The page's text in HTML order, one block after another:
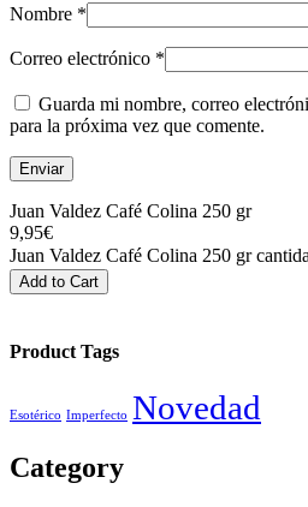
Nombre *
Correo electrónico *
Guarda mi nombre, correo
para la próxima vez que comente.
Juan Valdez Café Colina 250 gr
9,95€
Juan Valdez Café Colina 250 gr
Add to Cart
Product Tags
Esotérico Imperfecto Novedad
Category